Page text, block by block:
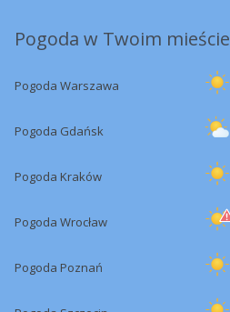
Pogoda w Twoim mieście
Pogoda Warszawa
Pogoda Gdańsk
Pogoda Kraków
Pogoda Wrocław
Pogoda Poznań